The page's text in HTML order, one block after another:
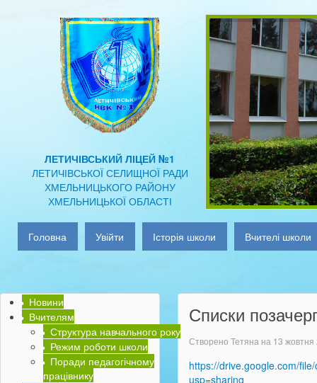
ЛЕТИЧІВСЬКИЙ ЛІЦЕЙ №1
ЛЕТИЧІВСЬКОЇ СЕЛИЩНОЇ РАДИ
ХМЕЛЬНИЦЬКОГО РАЙОНУ
ХМЕЛЬНИЦЬКОЇ ОБЛАСТІ
Головна Увійти Історія школи Вчителі школи
Списки
Створено Тетяна на 13 жовтня
https://drive.google.com/
usp=sharing
Новини
Вчителям
Структура навчального року
Режим роботи школи
Поради педагогічному
працівнику